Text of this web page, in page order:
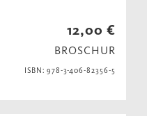
12,00 €
BROSCHUR
ISBN: 978-3-406-82356-5